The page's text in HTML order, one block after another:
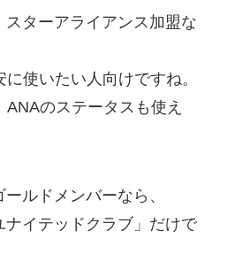
ターアライアンス加盟な
使いたい人向けですね。
のステータスも使え
ルドメンバーなら、
ナイテッドクラブ」だけで